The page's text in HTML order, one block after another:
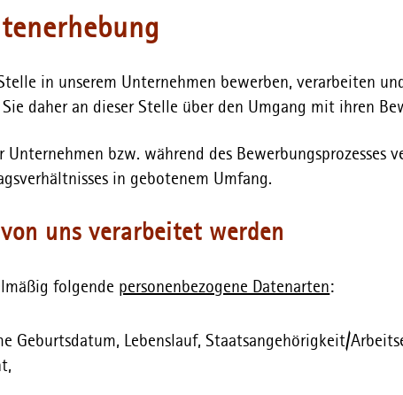
in unserem Unternehmen bewerben, verarbeiten
daher an dieser Stelle über den Umgang mit ihren
bzw. während des
in gebotenem Umfang.
uns verarbeitet werden
folgende personenbezogene Datenarten:
Geburtsdatum, Lebenslauf, Staatsangehörigkeit/